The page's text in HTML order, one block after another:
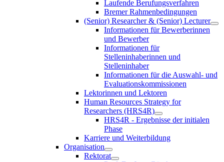
Laufende Berufungsverfahren
Bremer Rahmenbedingungen
(Senior) Researcher & (Senior) Lecturer
Informationen für Bewerberinnen
und Bewerber
Informationen für
Stelleninhaberinnen und
Stelleninhaber
Informationen für die Auswahl- und
Evaluationskommissionen
Lektorinnen und Lektoren
Human Resources Strategy for
Researchers (HRS4R)
HRS4R - Ergebnisse der initialen
Phase
Karriere und Weiterbildung
Organisation
Rektorat